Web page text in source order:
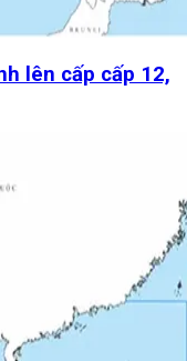
lên cấp cấp 12,